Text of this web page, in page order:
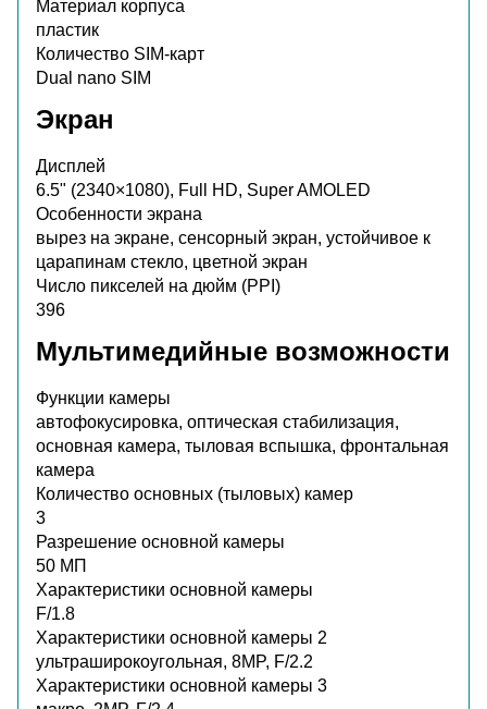
Материал корпуса
пластик
Количество SIM-карт
Dual nano SIM
Экран
Дисплей
6.5" (2340×1080), Full HD, Super AMOLED
Особенности экрана
вырез на экране, сенсорный экран, устойчивое к
царапинам стекло, цветной экран
Число пикселей на дюйм (PPI)
396
Мультимедийные возможности
Функции камеры
автофокусировка, оптическая стабилизация,
основная камера, тыловая вспышка, фронтальная
камера
Количество основных (тыловых) камер
3
Разрешение основной камеры
50 МП
Характеристики основной камеры
F/1.8
Характеристики основной камеры 2
ультраширокоугольная, 8MP, F/2.2
Характеристики основной камеры 3